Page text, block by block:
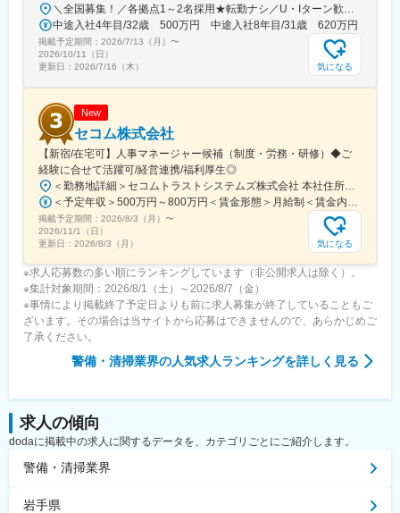
＼全国募集！／各拠点1～2名採用★転勤ナシ／U・Iターン歓迎└配属先は100％希望を反映★マイカー通勤＆直行直帰OK（勤務地や現場による）＼積極採用エリア／【北海道】北海道／旭川市、北見市、釧路市【東北】宮城県／仙台市【関東】茨城県／つくば市 東京都／江東区、町田市、武蔵村山市 埼玉県／さいたま市、ふじみ野市 神奈川県／横浜市、藤沢市、伊勢原市 山梨県／中央市【東海】岐阜県／羽島市 愛知県／名古屋市、知立市 三重県／四日市市【北信越】新潟県／新潟市、長岡市【関西】京都府／京都市 大阪府／東大阪市 兵庫県／加古川市、神戸市、西宮市【中国】鳥取県／米子市 岡山県／岡山市【四国】徳島県／徳島市 広島県／福山市【九州】福岡県／福岡市 熊本県／熊本市 鹿児島県／鹿児島市※詳しい所在地は当社HPをご覧ください。https://www.ikari.co.jp/company/network/
中途入社4年目/32歳 500万円 中途入社8年目/31歳 620万円
掲載予定期間： 2026/7/13（月） 〜
2026/10/11（日）
更新日： 2026/7/16（木） 気になる
New
セコム株式会社
【新宿/在宅可】人事マネージャー候補（制度・労務・研修）◆ご
経験に合せて活躍可/経営連携/福利厚生◎
＜勤務地詳細＞セコムトラストシステムズ株式会社 本社住所：東京都新宿区富久町10-5 NMF新宿EASTビル勤務地最寄駅：丸の内線／新宿御苑駅受動喫煙対策：その他（屋内喫煙可能場所あるが、勤務時間中は全面禁煙）変更の範囲：会社の定める事業所（リモートワーク含む）
＜予定年収＞500万円～800万円＜賃金形態＞月給制＜賃金内訳＞月額（基本給）：269,000円～416,600円その他固定手当/月：13,500円～20,000円＜月給＞282,500円～436,600円＜昇給有無＞有＜残業手当＞有＜給与補足＞※給与詳細は、経験・スキル・年齢を考慮し、同社規定により決定します。■昇給：年1回■賞与：年2回賃金はあくまでも目安の金額であり、選考を通じて上下する可能性があります。月給(月額)は固定手当を含めた表記です。
掲載予定期間： 2026/8/3（月） 〜
2026/11/1（日）
更新日： 2026/8/3（月） 気になる
※求人応募数の多い順にランキングしています（非公開求人は除く）。
※集計対象期間：2026/8/1（土）～2026/8/7（金）
※事情により掲載終了予定日よりも前に求人募集が終了していることもご
ざいます。その場合は当サイトから応募はできませんので、あらかじめご
了承ください。
警備・清掃業界の人気求人ランキングを詳しく見る
求人の傾向
dodaに掲載中の求人に関するデータを、カテゴリごとにご紹介します。
警備・清掃業界
岩手県